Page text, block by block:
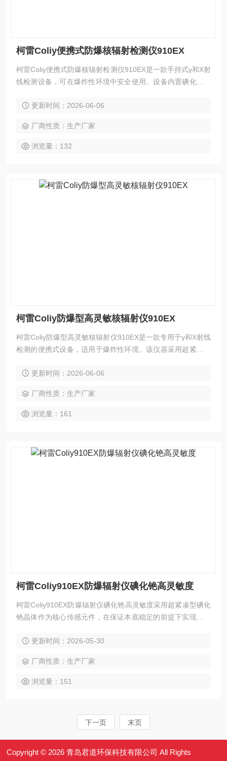
柯雷Coliy便携式防爆核辐射检测仪910EX
柯雷Coliy便携式防爆核辐射检测仪910EX是一款手持式γ和X射
线检测设备，可在爆炸性环境中安全使用。设备内置碘化铯晶
支持剂量率与累计值双模式测量，具备声音报警、USB数据传
更新时间：2026-06-06
厂商性质：生产厂家
浏览量：132
柯雷Coliy防爆型高灵敏核辐射仪910EX
柯雷Coliy防爆型高灵敏核辐射仪910EX是一款专用于γ和X射线
检测的便携式设备，适用于爆炸性环境。该仪器采用超紧凑碘
秒，灵敏度达到常规盖格管的10倍。设备支持剂量累计、声音
电池供电，工作温度-10℃至+50℃。
更新时间：2026-06-06
厂商性质：生产厂家
浏览量：161
柯雷Coliy910EX防爆辐射仪碘化铯高灵敏度
柯雷Coliy910EX防爆辐射仪碘化铯高灵敏度采用超紧凑型碘化
铯晶体作为核心传感元件，在保证本底稳定的前提下实现高灵
h，适用于爆炸性环境中的X、γ射线快速筛查。防爆结构与轻
更新时间：2026-05-30
厂商性质：生产厂家
浏览量：151
下一页 末页
Copyright © 2026 青岛君道环保科技有限公司 All Rights